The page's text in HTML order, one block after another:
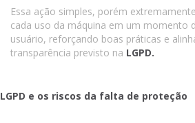
Essa ação simples, porém
cada uso da máquina em um momento
usuário, reforçando boas práticas e
transparência previsto na LGPD.
LGPD e os riscos da falta de proteção